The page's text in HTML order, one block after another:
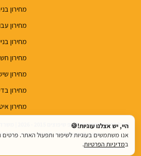
מחירון
מחירון
מחירון
מחירון
מחירון
מחירון
מחירון
top.renovations.co.il@gmail.com | טלפון: 077-6052900
היי, יש אצלנו עוגיות!🍪
אנו משתמשים בעוגיות לשיפור ותפעול האתר. פרטים
במדיניות הפרטיות.